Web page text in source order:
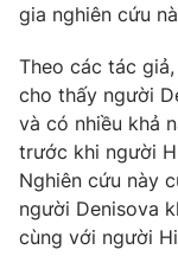
gia nghiên cứu
Theo các tác
cho thấy người
và có nhiều khả
trước khi người
Nghiên cứu này
người Denisova
cùng với người